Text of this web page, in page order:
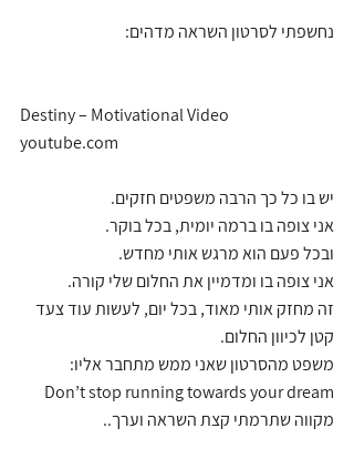
נחשפתי לסרטון השראה מדהים:
Destiny – Motivational Video
youtube.com
יש בו כל כך הרבה משפטים חזקים.
אני צופה בו ברמה יומית, בכל בוקר.
ובכל פעם הוא מרגש אותי מחדש.
אני צופה בו ומדמיין את החלום שלי קורה.
זה מחזק אותי מאוד, בכל יום, לעשות עוד צעד
קטן לכיוון החלום.
משפט מהסרטון שאני ממש מתחבר אליו:
Don’t stop running towards your dream
מקווה שתרמתי קצת השראה וערך..